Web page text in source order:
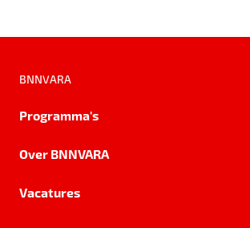
BNNVARA
Programma's
Over BNNVARA
Vacatures